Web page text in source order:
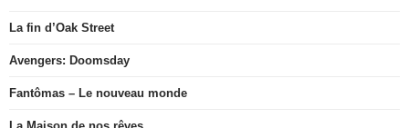
La fin d’Oak Street
Avengers: Doomsday
Fantômas – Le nouveau monde